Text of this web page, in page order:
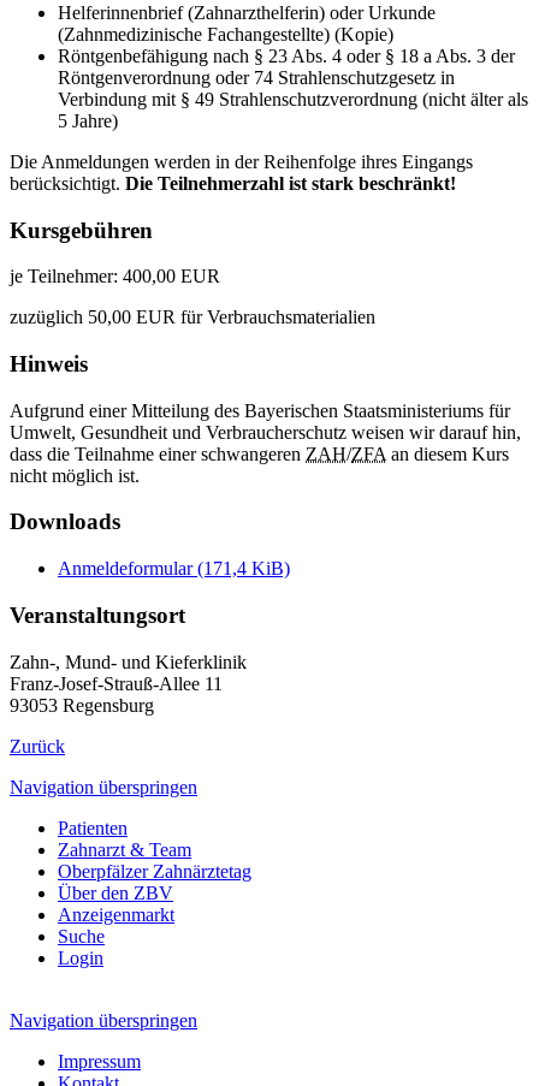
Helferinnenbrief (Zahnarzthelferin) oder Urkunde
(Zahnmedizinische Fachangestellte) (Kopie)
Röntgenbefähigung nach § 23 Abs. 4 oder § 18 a Abs. 3 der
Röntgenverordnung oder 74 Strahlenschutzgesetz in
Verbindung mit § 49 Strahlenschutzverordnung (nicht älter als
5 Jahre)
Die Anmeldungen werden in der Reihenfolge ihres Eingangs
berücksichtigt. Die Teilnehmerzahl ist stark beschränkt!
Kursgebühren
je Teilnehmer: 400,00 EUR
zuzüglich 50,00 EUR für Verbrauchsmaterialien
Hinweis
Aufgrund einer Mitteilung des Bayerischen Staatsministeriums für
Umwelt, Gesundheit und Verbraucherschutz weisen wir darauf hin,
dass die Teilnahme einer schwangeren ZAH/ZFA an diesem Kurs
nicht möglich ist.
Downloads
Anmeldeformular(171,4 KiB)
Veranstaltungsort
Zahn-, Mund- und Kieferklinik
Franz-Josef-Strauß-Allee 11
93053 Regensburg
Zurück
Navigation überspringen
Patienten
Zahnarzt & Team
Oberpfälzer Zahnärztetag
Über den ZBV
Anzeigenmarkt
Suche
Login
Navigation überspringen
Impressum